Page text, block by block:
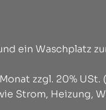
ein Waschplatz
zzgl. 20%
Strom, Heizung,